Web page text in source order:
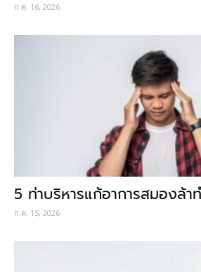
ก.ค. 16, 2026
5 ท่าบริหารแก้อาการสมองล้า
ก.ค. 15, 2026